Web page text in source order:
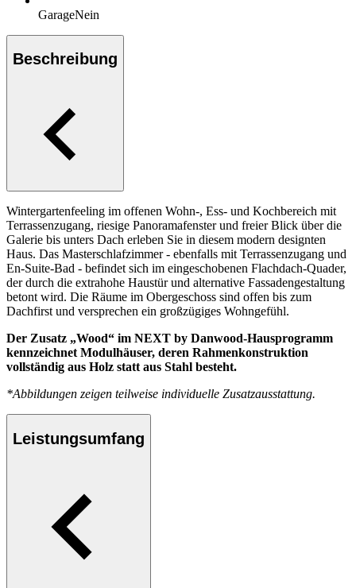
GarageNein
Beschreibung
Wintergartenfeeling im offenen Wohn-, Ess- und Kochbereich mit
Terrassenzugang, riesige Panoramafenster und freier Blick über die
Galerie bis unters Dach erleben Sie in diesem modern designten
Haus. Das Masterschlafzimmer - ebenfalls mit Terrassenzugang und
En-Suite-Bad - befindet sich im eingeschobenen Flachdach-Quader,
der durch die extrahohe Haustür und alternative Fassadengestaltung
betont wird. Die Räume im Obergeschoss sind offen bis zum
Dachfirst und versprechen ein großzügiges Wohngefühl.
Der Zusatz „Wood“ im NEXT by Danwood-Hausprogramm
kennzeichnet Modulhäuser, deren Rahmenkonstruktion
vollständig aus Holz statt aus Stahl besteht.
*Abbildungen zeigen teilweise individuelle Zusatzausstattung.
Leistungsumfang